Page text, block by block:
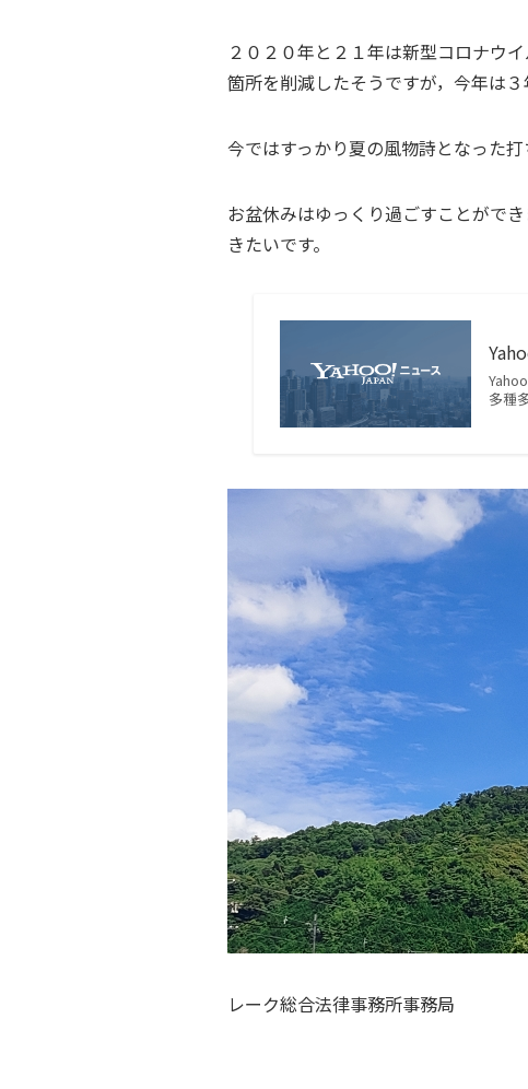
２０２０年と２１年は新型コロナウ
箇所を削減したそうですが，今年は
今ではすっかり夏の風物詩となった
お盆休みはゆっくり過ごすことがで
きたいです。
多種
レーク総合法律事務所事務局